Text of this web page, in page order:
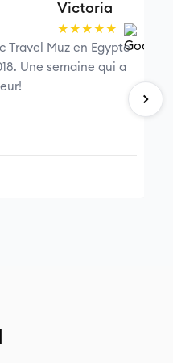
Victoria
★★★★★
Travel Muz en Egypte
Une semaine qui a